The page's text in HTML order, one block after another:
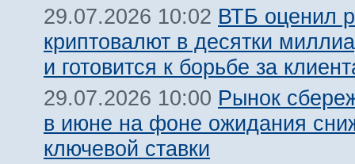
29.07.2026 10:02 ВТБ оценил
криптовалют в десятки
и готовится к борьбе за
29.07.2026 10:00 Рынок
в июне на фоне ожидания
ключевой ставки